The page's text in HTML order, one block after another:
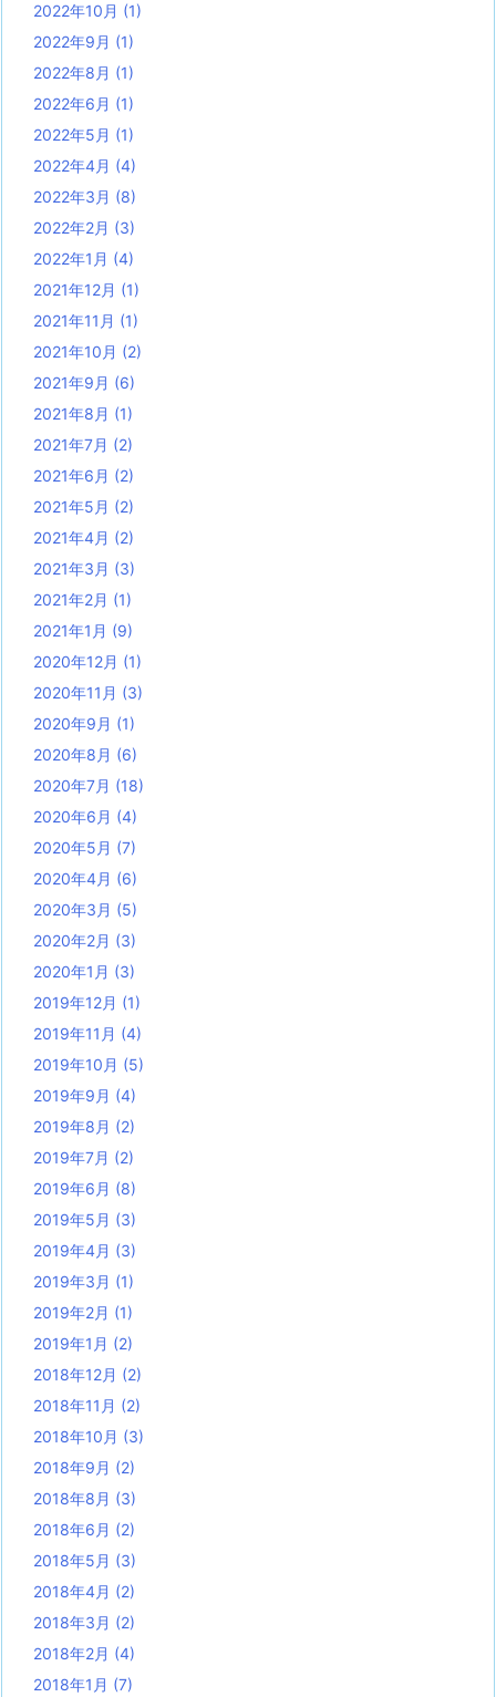
2022年10月 (1)
2022年9月 (1)
2022年8月 (1)
2022年6月 (1)
2022年5月 (1)
2022年4月 (4)
2022年3月 (8)
2022年2月 (3)
2022年1月 (4)
2021年12月 (1)
2021年11月 (1)
2021年10月 (2)
2021年9月 (6)
2021年8月 (1)
2021年7月 (2)
2021年6月 (2)
2021年5月 (2)
2021年4月 (2)
2021年3月 (3)
2021年2月 (1)
2021年1月 (9)
2020年12月 (1)
2020年11月 (3)
2020年9月 (1)
2020年8月 (6)
2020年7月 (18)
2020年6月 (4)
2020年5月 (7)
2020年4月 (6)
2020年3月 (5)
2020年2月 (3)
2020年1月 (3)
2019年12月 (1)
2019年11月 (4)
2019年10月 (5)
2019年9月 (4)
2019年8月 (2)
2019年7月 (2)
2019年6月 (8)
2019年5月 (3)
2019年4月 (3)
2019年3月 (1)
2019年2月 (1)
2019年1月 (2)
2018年12月 (2)
2018年11月 (2)
2018年10月 (3)
2018年9月 (2)
2018年8月 (3)
2018年6月 (2)
2018年5月 (3)
2018年4月 (2)
2018年3月 (2)
2018年2月 (4)
2018年1月 (7)